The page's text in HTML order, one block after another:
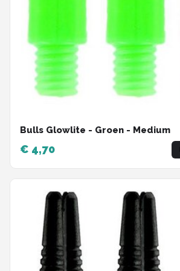
Bulls Glowlite - Groen - Medium
€ 4,70